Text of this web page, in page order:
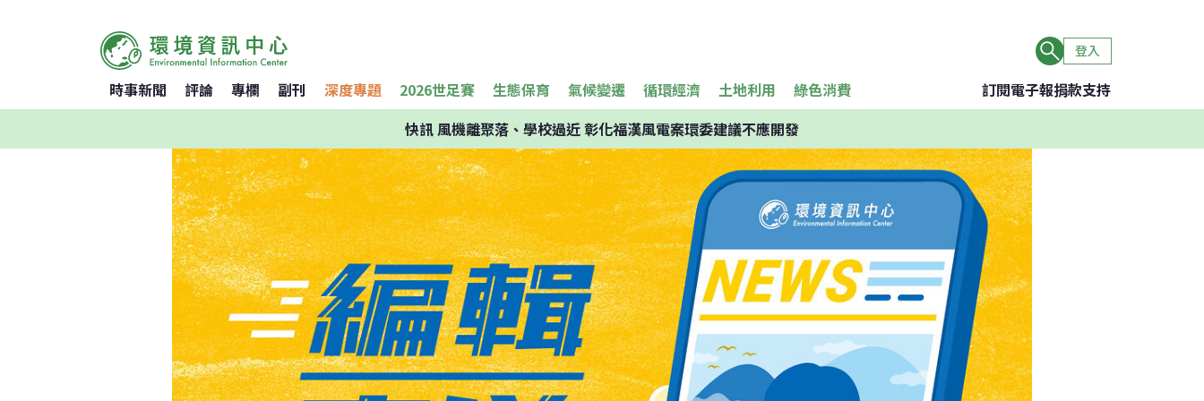
登入
時事新聞 評論 專欄 副刊 深度專題 2026世足賽 生態保育 氣候變遷 循環經濟 土地利用 綠色消費 訂閱電子報捐款支持
快訊風機離聚落、學校過近 彰化福漢風電案環委建議不應開發